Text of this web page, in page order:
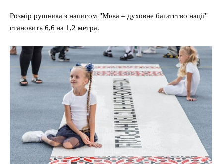
Розмір рушника з написом "Мова – духовне багатство нації"
становить 6,6 на 1,2 метра.